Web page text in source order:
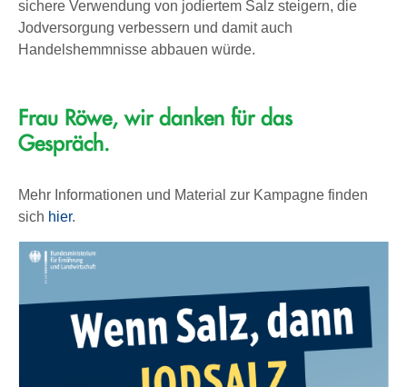
sichere Verwendung von jodiertem Salz steigern, die
Jodversorgung verbessern und damit auch
Handelshemmnisse abbauen würde.
Frau Röwe, wir danken für das
Gespräch.
Mehr Informationen und Material zur Kampagne finden
sich hier.